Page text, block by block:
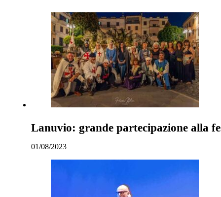
Lanuvio: grande partecipazione alla
01/08/2023